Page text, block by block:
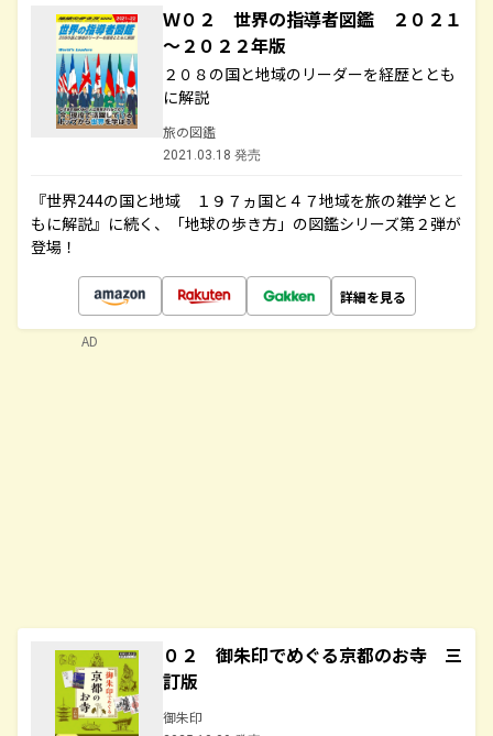
Ｗ０２ 世界の指導者図鑑 ２０２１
～２０２２年版
２０８の国と地域のリーダーを経歴ととも
に解説
旅の図鑑
2021.03.18 発売
『世界244の国と地域 １９７ヵ国と４７地域を旅の雑学とと
もに解説』に続く、「地球の歩き方」の図鑑シリーズ第２弾が
登場！
詳細を見る
０２ 御朱印でめぐる京都のお寺 三
訂版
御朱印
AD